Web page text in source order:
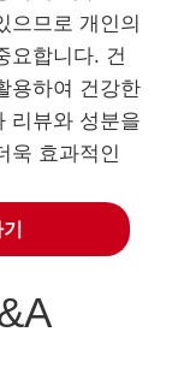
으므로 개인의
요합니다. 건
용하여 건강한
리뷰와 성분을
욱 효과적인